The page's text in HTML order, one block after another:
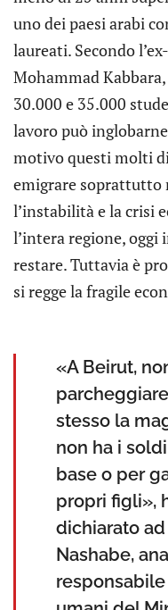
uno dei paesi arabi
laureati. Secondo
Mohammad
30.000 e 35.000
lavoro può
motivo questi molti
emigrare soprattutto
l’instabilità e la crisi
l’intera regione,
restare. Tuttavia è
si regge la fragile
«A Beirut,
stesso la
non ha i
base o per
propri figli»,
dichiarato
Nashabe,